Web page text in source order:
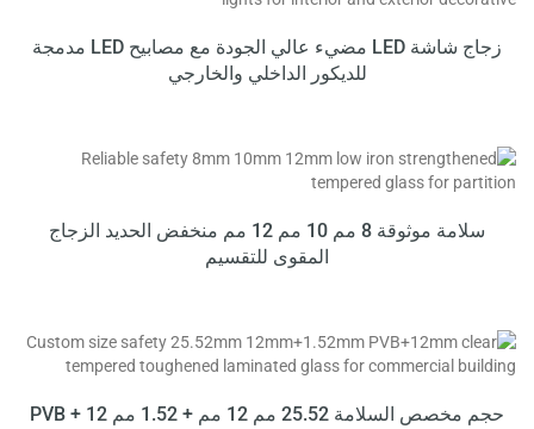
زجاج شاشة LED مضيء عالي الجودة مع مصابيح LED مدمجة
للديكور الداخلي والخارجي
سلامة موثوقة 8 مم 10 مم 12 مم منخفض الحديد الزجاج
المقوى للتقسيم
حجم مخصص السلامة 25.52 مم 12 مم + 1.52 مم PVB + 12